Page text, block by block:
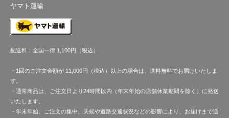
ヤマト運輸
配送料：全国一律 1,100円（税込）
・1回のご注文金額が 11,000円（税込）以上の場合は、送料無料でお届けいたしま
す。
・通常商品は、ご注文日より24時間以内（年末年始の店舗休業期間を除く）に発送
いたします。
・年末年始、ご注文の集中、天候や道路交通状況などの影響により、お届けまで通